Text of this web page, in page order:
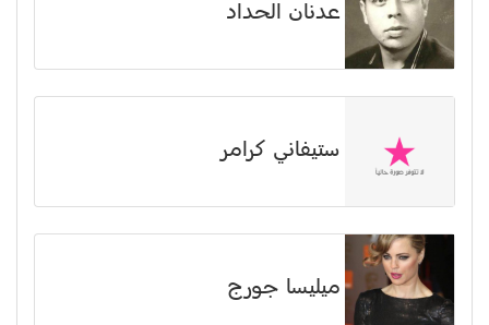
عدنان الحداد
ستيفاني كرامر
ميليسا جورج